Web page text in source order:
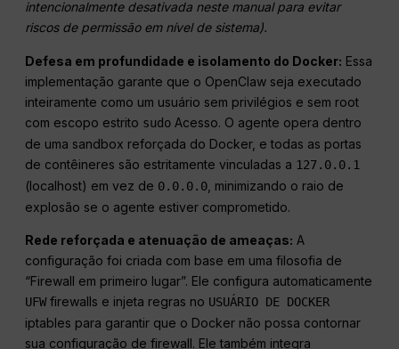
intencionalmente desativada neste manual para evitar
riscos de permissão em nível de sistema).
Defesa em profundidade e isolamento do Docker: Essa
implementação garante que o OpenClaw seja executado
inteiramente como um usuário sem privilégios e sem root
com escopo estrito sudo Acesso. O agente opera dentro
de uma sandbox reforçada do Docker, e todas as portas
de contêineres são estritamente vinculadas a 127.0.0.1
(localhost) em vez de 0.0.0.0 , minimizando o raio de
explosão se o agente estiver comprometido.
Rede reforçada e atenuação de ameaças: A
configuração foi criada com base em uma filosofia de
“Firewall em primeiro lugar”. Ele configura automaticamente
UFWfirewalls e injeta regras no USUÁRIO DE DOCKER
iptables para garantir que o Docker não possa contornar
sua configuração de firewall. Ele também integra